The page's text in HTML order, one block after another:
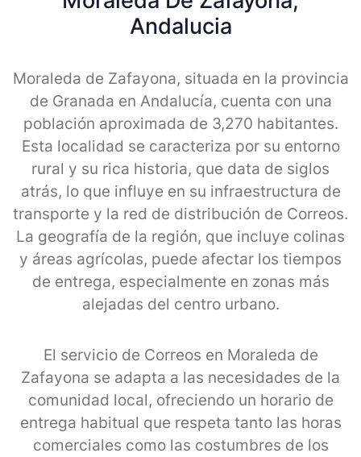
Andalucia
Moraleda de Zafayona, situada en la provincia
de Granada en Andalucía, cuenta con una
población aproximada de 3,270 habitantes.
Esta localidad se caracteriza por su entorno
rural y su rica historia, que data de siglos
atrás, lo que influye en su infraestructura de
transporte y la red de distribución de Correos.
La geografía de la región, que incluye colinas
y áreas agrícolas, puede afectar los tiempos
de entrega, especialmente en zonas más
alejadas del centro urbano.
El servicio de Correos en Moraleda de
Zafayona se adapta a las necesidades de la
comunidad local, ofreciendo un horario de
entrega habitual que respeta tanto las horas
comerciales como las costumbres de los